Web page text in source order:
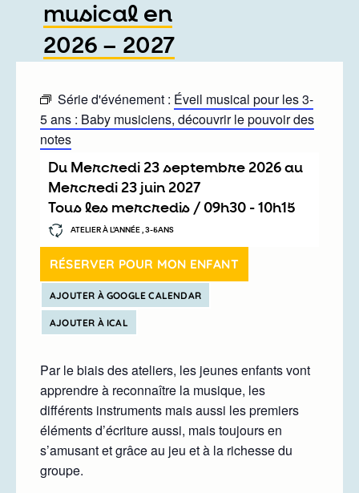
musical en
2026 – 2027
Série d'événement : Éveil musical pour les 3-
5 ans : Baby musiciens, découvrir le pouvoir des
notes
Du mercredi 23 septembre 2026au
mercredi 23 juin 2027
Tous les mercredis /
09h30 - 10h15
ATELIER À L’ANNÉE , 3-5ANS
RÉSERVER POUR MON ENFANT
AJOUTER À GOOGLE CALENDAR
AJOUTER À ICAL
Par le biais des ateliers, les jeunes enfants vont
apprendre à reconnaître la musique, les
différents instruments mais aussi les premiers
éléments d’écriture aussi, mais toujours en
s’amusant et grâce au jeu et à la richesse du
groupe.